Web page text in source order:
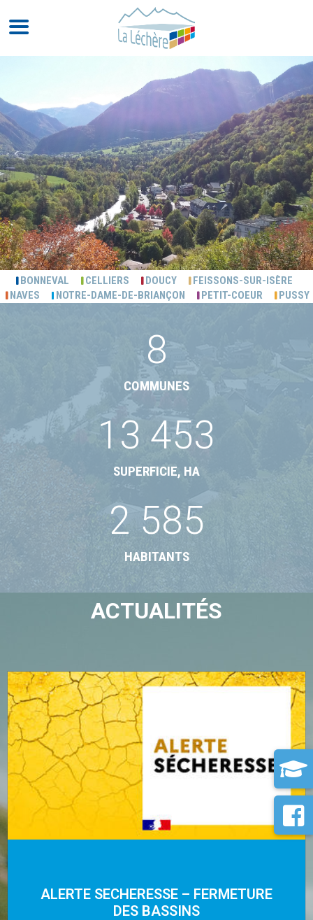
BONNEVAL CELLIERS DOUCY
FEISSONS-SUR-ISÈRE
NAVES
NOTRE-DAME-DE-BRIANÇON PETIT-COEUR PUSSY
8
COMMUNES
13 453
SUPERFICIE, HA
2 585
HABITANTS
ACTUALITÉS
ALERTE SECHERESSE – FERMETURE
DES BASSINS